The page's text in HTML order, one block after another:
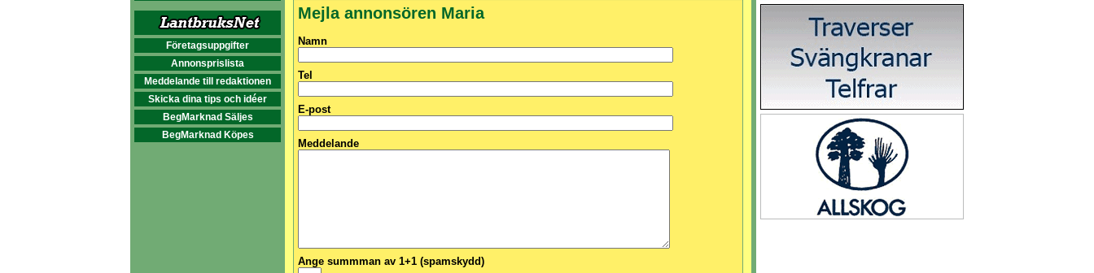
Företagsuppgifter
Annonsprislista
Meddelande till redaktionen
Skicka dina tips och idéer
BegMarknad Säljes
BegMarknad Köpes
Mejla annonsören Maria
Namn
Tel
E-post
Meddelande
Ange summman av 1+1 (spamskydd)